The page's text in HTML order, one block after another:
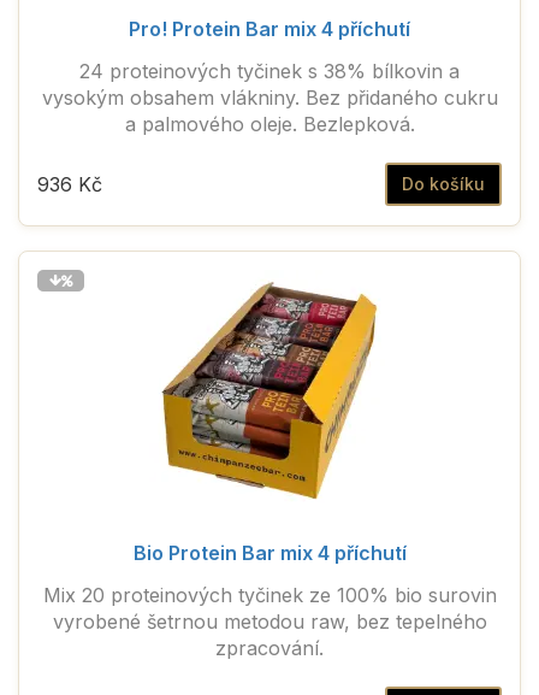
Pro! Protein Bar mix 4 příchutí
24 proteinových tyčinek s 38% bílkovin a
vysokým obsahem vlákniny. Bez přidaného cukru
a palmového oleje. Bezlepková.
Do košíku
936 Kč
Bio Protein Bar mix 4 příchutí
Mix 20 proteinových tyčinek ze 100% bio surovin
vyrobené šetrnou metodou raw, bez tepelného
zpracování.